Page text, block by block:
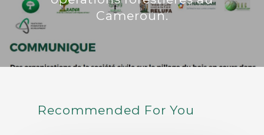
Cameroun.
Recommended For You